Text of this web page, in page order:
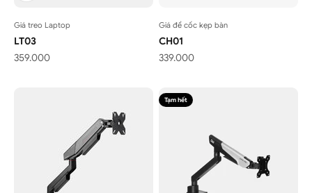
Giá treo Laptop
LT03
Giá bán
359.000
Giá để cốc kẹp bàn
CH01
Giá bán
339.000
Tạm hết